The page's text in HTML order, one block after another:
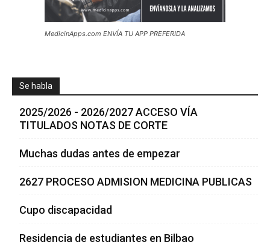
MedicinApps.com ENVÍA TU APP PREFERIDA
Se habla
2025/2026 - 2026/2027 ACCESO VÍA
TITULADOS NOTAS DE CORTE
Muchas dudas antes de empezar
2627 PROCESO ADMISION MEDICINA PUBLICAS
Cupo discapacidad
Residencia de estudiantes en Bilbao